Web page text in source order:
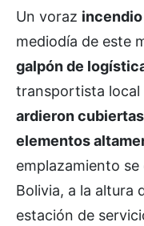
Un voraz incendio
mediodía de este
galpón de
transportista local
ardieron
elementos
emplazamiento
Bolivia, a la altura
estación de